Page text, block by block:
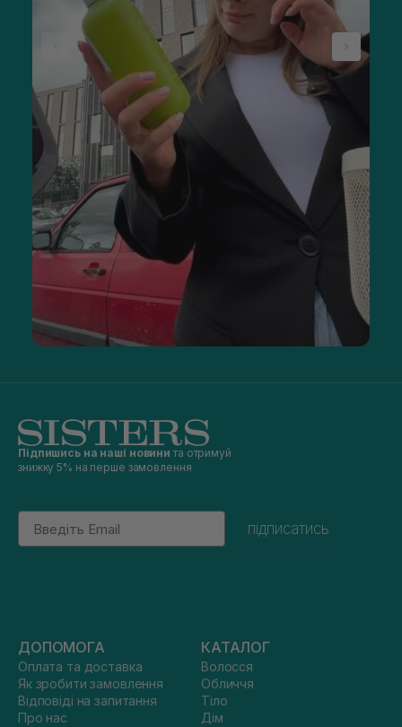
Професійні косметичні засоби застосовуються для
лікування та догляду за шкірою в умовах салонів та
медичних клінік. Вони містять у своєму складі біологічно
активні компоненти, які сприяють відновленню епідермісу,
відновленню механізмів утримання вологи та зміцненню
захисного шару шкіри.
Чоловіча косметика для тіла
Чоловічі косметичні засоби для тіла використовуються для
розв'язання таких проблем:
втома після підвищеної активності (заняття спортом);
сухість шкіри;
порушення живлення шкірного покриву;
різні запальні процеси (після/під час гоління).
До найбільш популярних препаратів чоловічої косметики
відносяться пінки для душу, дезодоранти та засоби
для гоління.
Який ефект доглядова косметика для тіла має
на шкіру?
засобів дає змогу не лише покращити зовнішній стан, а й
зміцнити природні захисні функції шкіри. Основні ефекти:
глибоке зволоження та живлення — підтримує комфорт
і м’якість шкіри;
сухості та подразнень;
підвищення еластичності та пружності — робить
перепади температури чи жорстка вода.
На що звертати увагу в складі косметики
для тіла?
Підпишись на наші новини та отримуй
знижку 5% на перше замовлення
Email
підписатись
ДОПОМОГА
Оплата та доставка
Як зробити замовлення
Відповіді на запитання
Про нас
КАТАЛОГ
Волосся
Обличчя
Тіло
Дім